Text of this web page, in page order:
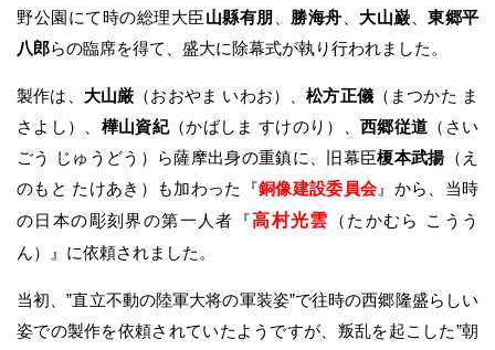
野公園にて時の総理大臣山縣有朋 勝海舟 大山巌
東郷平
八郎らの臨席を得て、盛大に除幕式が執り行われました。
製作は、 大山厳 （おおやま いわお）、松方正儀（まつかた ま
さよし）、 樺山資紀（かばしま すけのり）、西郷従道 （さい
ごう じゅうどう）ら薩摩出身の重鎮に、旧幕臣榎本武揚 （え
のもと たけあき）も加わった『銅像建設委員会』から、当時
の日本の彫刻界の第一人者『高村光雲
（たかむら こうう
ん）』に依頼されました。
当初、”直立不動の陸軍大将の軍装姿”で往時の西郷隆盛らしい
姿での製作を依頼されていたようですが、叛乱を起こした”朝